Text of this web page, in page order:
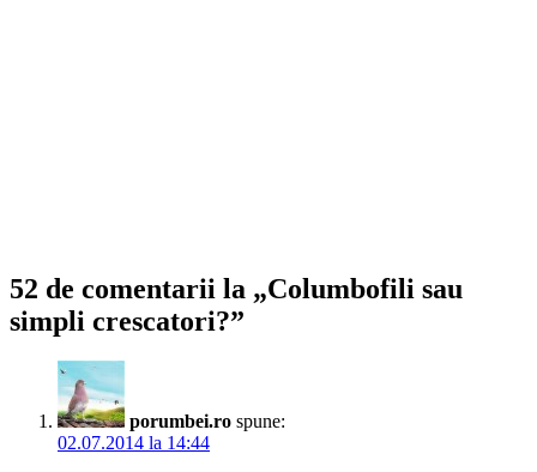
52 de comentarii la „Columbofili sau
simpli crescatori?”
porumbei.ro spune:
02.07.2014 la 14:44